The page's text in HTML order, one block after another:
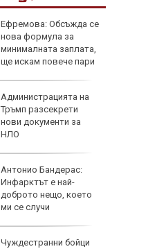
Ефремова: Обсъжда се
нова формула за
минималната заплата,
ще искам повече пари
Администрацията на
Тръмп разсекрети
нови документи за
НЛО
Антонио Бандерас:
Инфарктът е най-
доброто нещо, което
ми се случи
Чуждестранни бойци